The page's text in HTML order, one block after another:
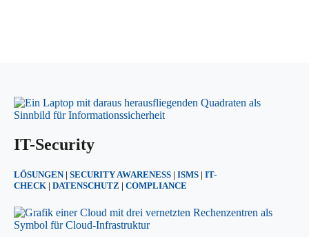
IT-Security
LÖSUNGEN| SECURITY AWARENESS | ISMS | IT-
CHECK | DATENSCHUTZ | COMPLIANCE